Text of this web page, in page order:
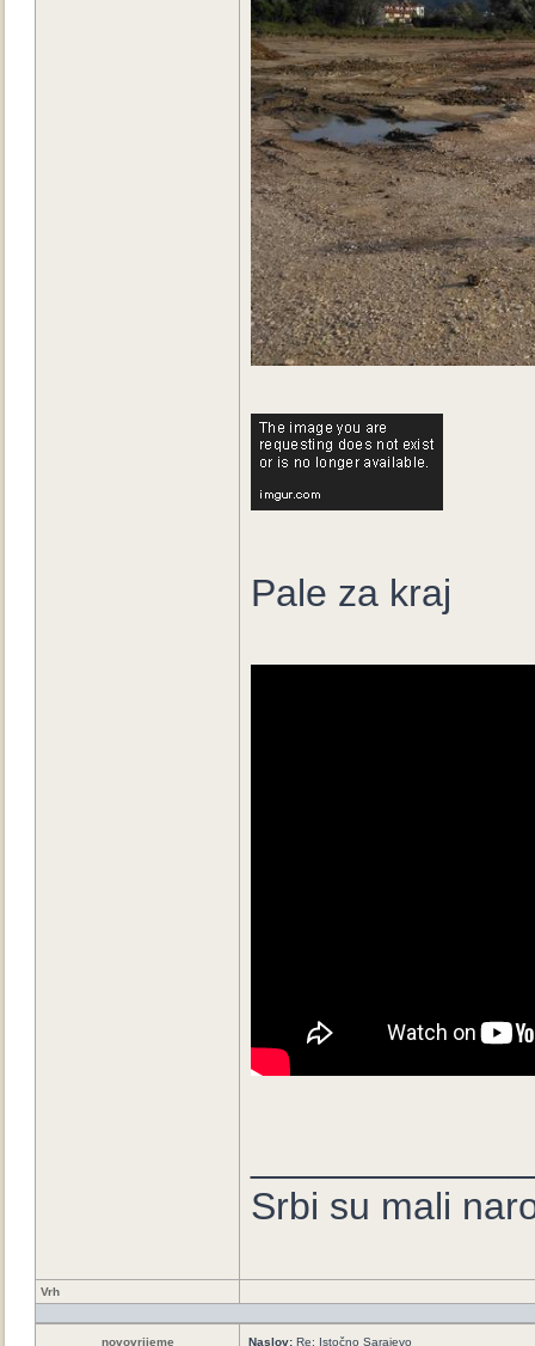
Pale za kraj
Srbi su mali
Vrh
novovrijeme Naslov: Re: Istočno Sarajevo